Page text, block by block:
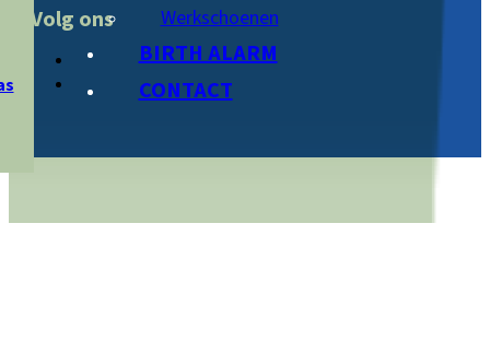
Werkschoenen
BIRTH ALARM
CONTACT
Volg ons